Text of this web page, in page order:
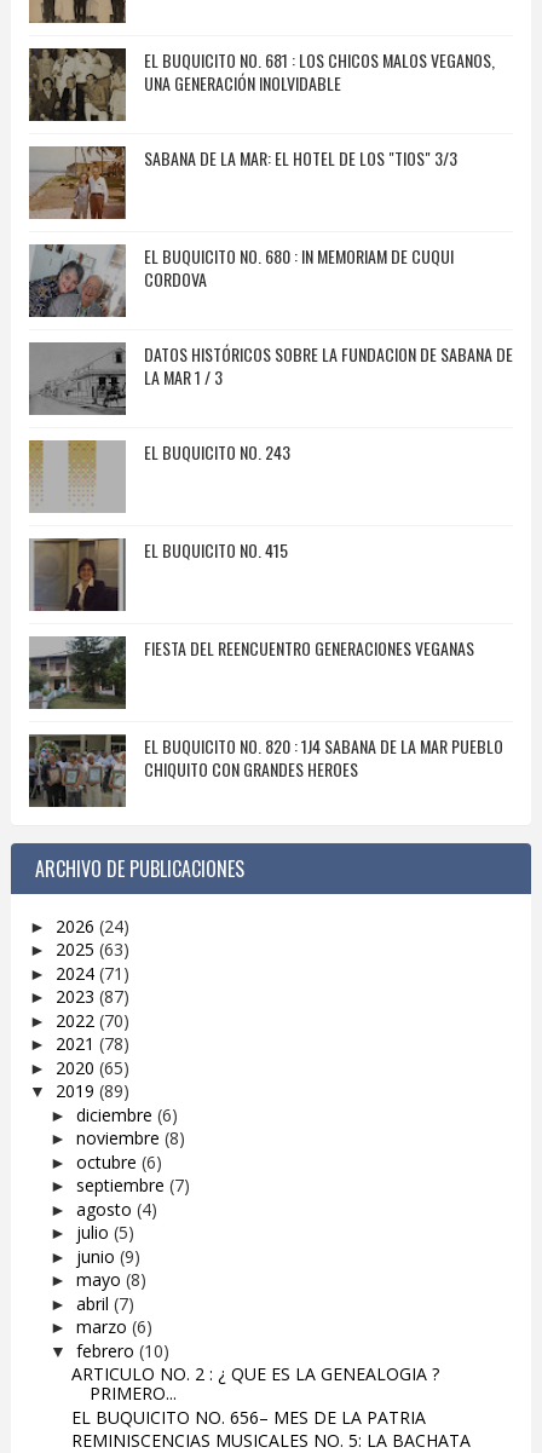
EL BUQUICITO NO. 681 : LOS CHICOS MALOS VEGANOS,
UNA GENERACIÓN INOLVIDABLE
SABANA DE LA MAR: EL HOTEL DE LOS "TIOS" 3/3
EL BUQUICITO NO. 680 : IN MEMORIAM DE CUQUI
CORDOVA
DATOS HISTÓRICOS SOBRE LA FUNDACION DE SABANA DE
LA MAR 1 / 3
EL BUQUICITO NO. 243
EL BUQUICITO NO. 415
FIESTA DEL REENCUENTRO GENERACIONES VEGANAS
EL BUQUICITO NO. 820 : 1J4 SABANA DE LA MAR PUEBLO
CHIQUITO CON GRANDES HEROES
ARCHIVO DE PUBLICACIONES
► 2026 (24)
► 2025 (63)
► 2024 (71)
► 2023 (87)
► 2022 (70)
► 2021 (78)
► 2020 (65)
▼ 2019 (89)
► diciembre (6)
► noviembre (8)
► octubre (6)
► septiembre (7)
► agosto (4)
► julio (5)
► junio (9)
► mayo (8)
► abril (7)
► marzo (6)
▼ febrero (10)
ARTICULO NO. 2 : ¿ QUE ES LA GENEALOGIA ?
PRIMERO...
EL BUQUICITO NO. 656– MES DE LA PATRIA
REMINISCENCIAS MUSICALES NO. 5: LA BACHATA